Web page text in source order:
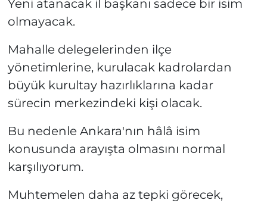
Yeni atanacak il başkanı sadece bir isim
olmayacak.
Mahalle delegelerinden ilçe
yönetimlerine, kurulacak kadrolardan
büyük kurultay hazırlıklarına kadar
sürecin merkezindeki kişi olacak.
Bu nedenle Ankara'nın hâlâ isim
konusunda arayışta olmasını normal
karşılıyorum.
Muhtemelen daha az tepki görecek,